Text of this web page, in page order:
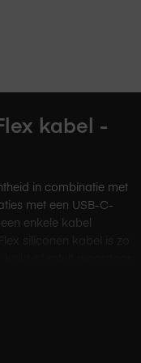
kabel -
in combinatie met
met een USB-C-
enkele kabel
siliconen kabel is zo
laadkabel.